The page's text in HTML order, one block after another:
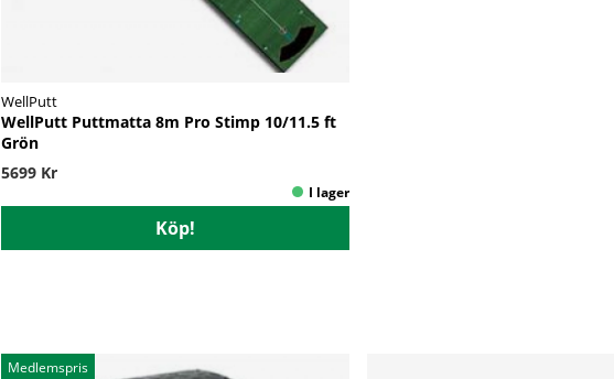
WellPutt
WellPutt Puttmatta 8m Pro Stimp 10/11.5 ft
Grön
5699 Kr
Köp!
Medlemspris